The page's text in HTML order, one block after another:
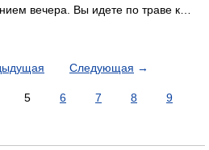
вечера. Вы идете по траве к…
Следующая →
5 6 7 8
9